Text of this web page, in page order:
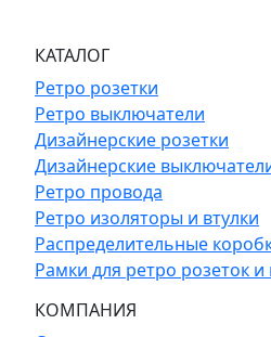
КАТАЛОГ
Ретро розетки
Ретро выключатели
Дизайнерские розетки
Дизайнерские
Ретро провода
Ретро изоляторы и втулки
Распределительные
Рамки для ретро розеток
КОМПАНИЯ